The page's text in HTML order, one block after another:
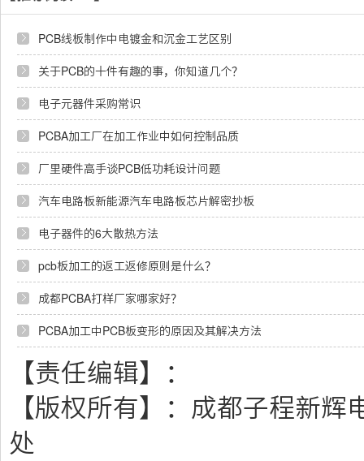
PCB线板制作中电镀金和沉金工艺区别
关于PCB的十件有趣的事，你知道几个？
电子元器件采购常识
PCBA加工厂在加工作业中如何控制品质
厂里硬件高手谈PCB低功耗设计问题
汽车电路板新能源汽车电路板芯片解密抄板
电子器件的6大散热方法
pcb板加工的返工返修原则是什么？
成都PCBA打样厂家哪家好？
PCBA加工中PCB板变形的原因及其解决方法
【责任编辑】：
【版权所有】： 成都子程新辉
处